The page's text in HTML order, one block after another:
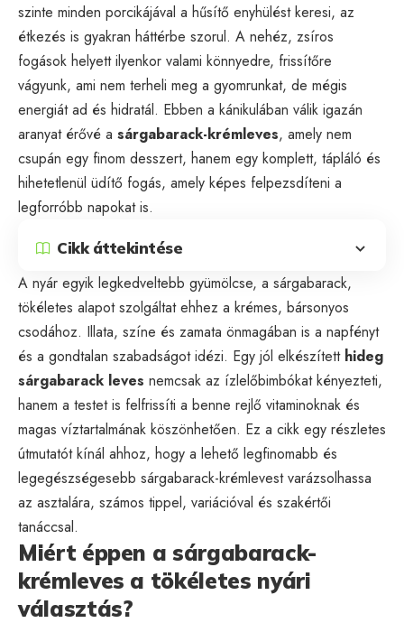
szinte minden porcikájával a hűsítő enyhülést keresi, az
étkezés is gyakran háttérbe szorul. A nehéz, zsíros
fogások helyett ilyenkor valami könnyedre, frissítőre
vágyunk, ami nem terheli meg a gyomrunkat, de mégis
energiát ad és hidratál. Ebben a kánikulában válik igazán
aranyat érővé a sárgabarack-krémleves, amely nem
csupán egy finom desszert, hanem egy komplett, tápláló és
hihetetlenül üdítő fogás, amely képes felpezsdíteni a
legforróbb napokat is.
Cikk áttekintése
A nyár egyik legkedveltebb gyümölcse, a sárgabarack,
tökéletes alapot szolgáltat ehhez a krémes, bársonyos
csodához. Illata, színe és zamata önmagában is a napfényt
és a gondtalan szabadságot idézi. Egy jól elkészített hideg
sárgabarack leves nemcsak az ízlelőbimbókat kényezteti,
hanem a testet is felfrissíti a benne rejlő vitaminoknak és
magas víztartalmának köszönhetően. Ez a cikk egy részletes
útmutatót kínál ahhoz, hogy a lehető legfinomabb és
legegészségesebb sárgabarack-krémlevest varázsolhassa
az asztalára, számos tippel, variációval és szakértői
tanáccsal.
Miért éppen a sárgabarack-
krémleves a tökéletes nyári
választás?